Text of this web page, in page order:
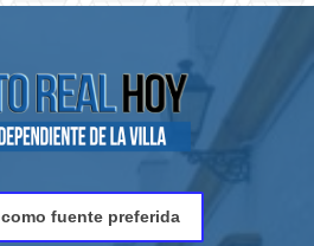
como fuente preferida